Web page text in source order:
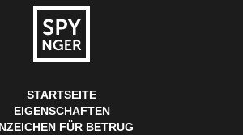
STARTSEITE
EIGENSCHAFTEN
FÜR BETRUG